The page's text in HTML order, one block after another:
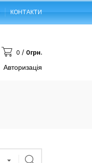
КОНТАКТИ
0 / 0грн.
Авторизація